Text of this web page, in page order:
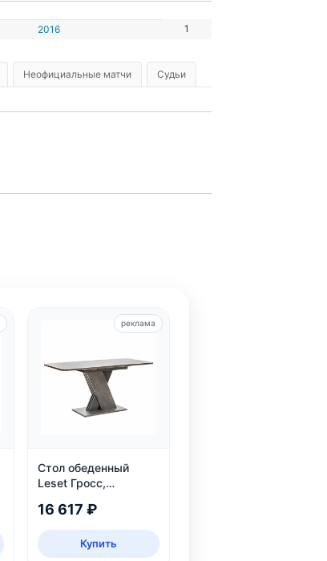
2016 1
Неофициальные матчи Судьи
Стол обеденный
Leset Гросс,
серый, на 6 персон
16 617 ₽
Купить
реклама